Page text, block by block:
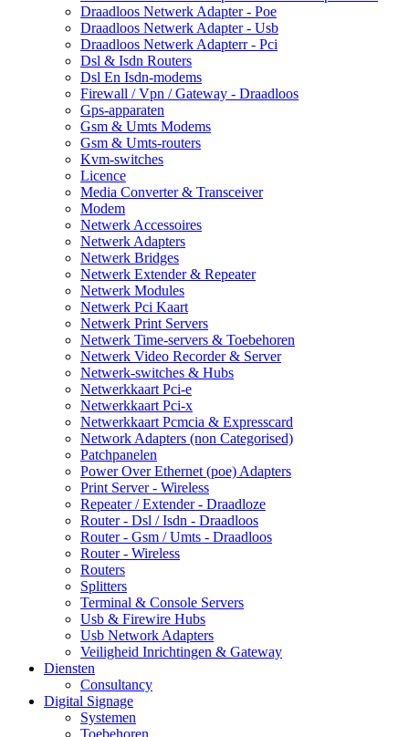
Draadloos Netwerk Adapter - Poe
Draadloos Netwerk Adapter - Usb
Draadloos Netwerk Adapterr - Pci
Dsl & Isdn Routers
Dsl En Isdn-modems
Firewall / Vpn / Gateway - Draadloos
Gps-apparaten
Gsm & Umts Modems
Gsm & Umts-routers
Kvm-switches
Licence
Media Converter & Transceiver
Modem
Netwerk Accessoires
Netwerk Adapters
Netwerk Bridges
Netwerk Extender & Repeater
Netwerk Modules
Netwerk Pci Kaart
Netwerk Print Servers
Netwerk Time-servers & Toebehoren
Netwerk Video Recorder & Server
Netwerk-switches & Hubs
Netwerkkaart Pci-e
Netwerkkaart Pci-x
Netwerkkaart Pcmcia & Expresscard
Network Adapters (non Categorised)
Patchpanelen
Power Over Ethernet (poe) Adapters
Print Server - Wireless
Repeater / Extender - Draadloze
Router - Dsl / Isdn - Draadloos
Router - Gsm / Umts - Draadloos
Router - Wireless
Routers
Splitters
Terminal & Console Servers
Usb & Firewire Hubs
Usb Network Adapters
Veiligheid Inrichtingen & Gateway
Diensten
Consultancy
Digital Signage
Systemen